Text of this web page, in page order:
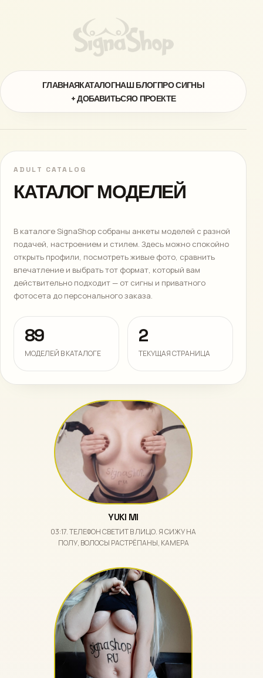
ГЛАВНАЯКАТАЛОГНАШ БЛОГПРО СИГНЫ
+ ДОБАВИТЬСЯО ПРОЕКТЕ
ADULT CATALOG
КАТАЛОГ МОДЕЛЕЙ
В каталоге SignaShop собраны анкеты моделей с разной
подачей, настроением и стилем. Здесь можно спокойно
открыть профили, посмотреть живые фото, сравнить
впечатление и выбрать тот формат, который вам
действительно подходит — от сигны и приватного
фотосета до персонального заказа.
89
МОДЕЛЕЙ В КАТАЛОГЕ
2
ТЕКУЩАЯ СТРАНИЦА
YUKI MI
03:17. ТЕЛЕФОН СВЕТИТ В ЛИЦО. Я СИЖУ НА
ПОЛУ, ВОЛОСЫ РАСТРЁПАНЫ, КАМЕРА